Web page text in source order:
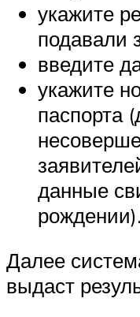
укажите
подавали
введите
укажите
паспорта
данные
рождении).
Далее
выдаст